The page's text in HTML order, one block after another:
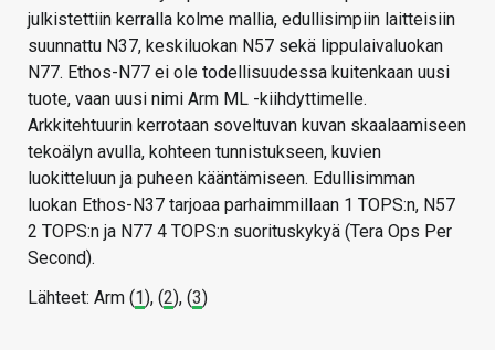
julkistettiin kerralla kolme mallia, edullisimpiin laitteisiin
suunnattu N37, keskiluokan N57 sekä lippulaivaluokan
N77. Ethos-N77 ei ole todellisuudessa kuitenkaan uusi
tuote, vaan uusi nimi Arm ML -kiihdyttimelle.
Arkkitehtuurin kerrotaan soveltuvan kuvan skaalaamiseen
tekoälyn avulla, kohteen tunnistukseen, kuvien
luokitteluun ja puheen kääntämiseen. Edullisimman
luokan Ethos-N37 tarjoaa parhaimmillaan 1 TOPS:n, N57
2 TOPS:n ja N77 4 TOPS:n suorituskykyä (Tera Ops Per
Second).
Lähteet: Arm (1), (2), (3)